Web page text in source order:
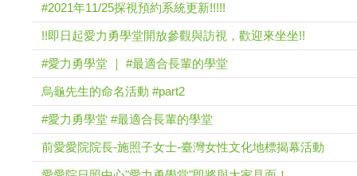
#2021年11/25探視預約系統更新!!!!!
!!即日起愛力勇學堂開放參觀與訪視，歡迎來坐坐!!
#愛力勇學堂 ｜ #最適合長輩的學堂
烏龜先生的命名活動 #part2
#愛力勇學堂 #最適合長輩的學堂
前愛愛院院長-施照子女士-臺灣女性文化地標揭幕活動